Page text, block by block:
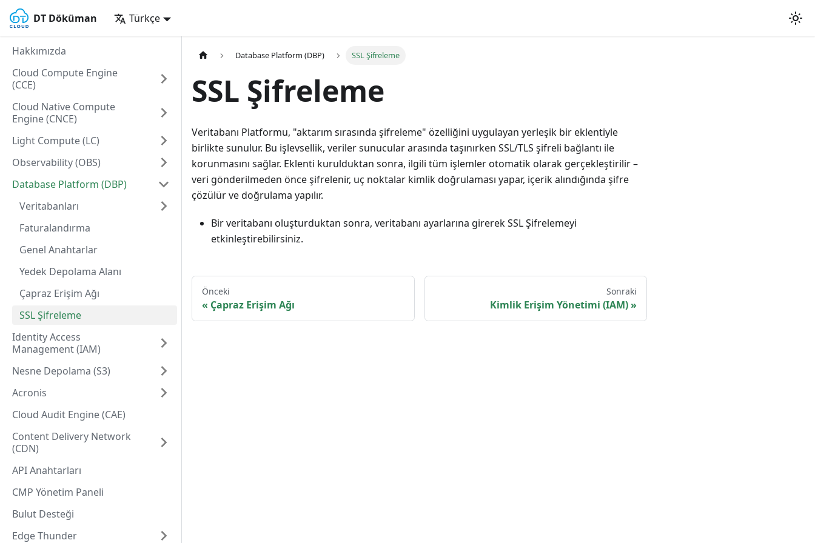
DT Döküman Türkçe
Hakkımızda
Cloud Compute Engine
(CCE)
Cloud Native Compute
Engine (CNCE)
Light Compute (LC)
Observability (OBS)
Database Platform (DBP)
Veritabanları
Faturalandırma
Genel Anahtarlar
Yedek Depolama Alanı
Çapraz Erişim Ağı
SSL Şifreleme
Identity Access
Management (IAM)
Nesne Depolama (S3)
Acronis
Cloud Audit Engine (CAE)
Content Delivery Network
(CDN)
API Anahtarları
CMP Yönetim Paneli
Bulut Desteği
Edge Thunder
Database Platform (DBP) SSL Şifreleme
SSL Şifreleme
Veritabanı Platformu, "aktarım sırasında şifreleme" özelliğini uygulayan yerleşik bir eklentiyle
birlikte sunulur. Bu işlevsellik, veriler sunucular arasında taşınırken SSL/TLS şifreli bağlantı ile
korunmasını sağlar. Eklenti kurulduktan sonra, ilgili tüm işlemler otomatik olarak gerçekleştirilir –
veri gönderilmeden önce şifrelenir, uç noktalar kimlik doğrulaması yapar, içerik alındığında şifre
çözülür ve doğrulama yapılır.
Bir veritabanı oluşturduktan sonra, veritabanı ayarlarına girerek SSL Şifrelemeyi
etkinleştirebilirsiniz.
Önceki
Çapraz Erişim Ağı
Sonraki
Kimlik Erişim Yönetimi (IAM)